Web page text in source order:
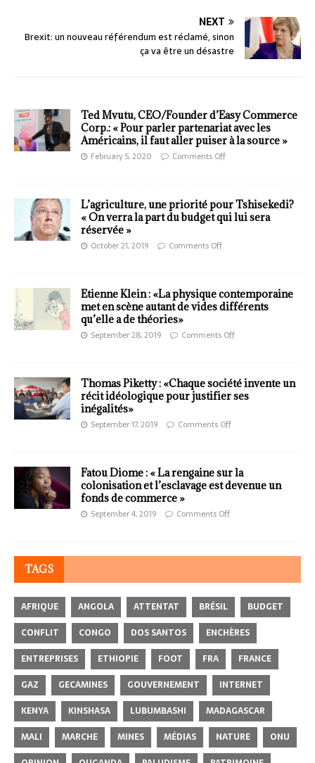
NEXT
Brexit: un nouveau référendum est réclamé, sinon
ça va être un désastre
Ted Mvutu, CEO/Founder d’Easy Commerce
Corp.: « Pour parler partenariat avec les
Américains, il faut aller puiser à la source »
February 5, 2020 Comments Off
L’agriculture, une priorité pour Tshisekedi?
« On verra la part du budget qui lui sera
réservée »
October 21, 2019 Comments Off
Etienne Klein : «La physique contemporaine
met en scène autant de vides différents
qu’elle a de théories»
September 28, 2019 Comments Off
Thomas Piketty : «Chaque société invente un
récit idéologique pour justifier ses
inégalités»
September 17, 2019 Comments Off
Fatou Diome : « La rengaine sur la
colonisation et l’esclavage est devenue un
fonds de commerce »
September 4, 2019 Comments Off
TAGS
AFRIQUE ANGOLA ATTENTAT BRÉSIL
BUDGET
CONFLIT
CONGO DOS SANTOS
ENCHÈRES
ENTREPRISES
ETHIOPIE FOOT FRA
FRANCE
GAZ
GECAMINES GOUVERNEMENT
INTERNET
KENYA
KINSHASA LUBUMBASHI
MADAGASCAR
MALI
MARCHE MINES MÉDIAS NATURE
ONU